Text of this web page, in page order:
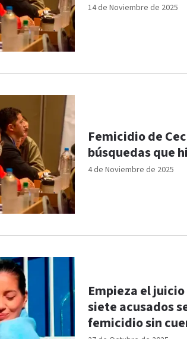
14 de Noviembre de 2025
4 de Noviembre de 2025
Femicidio de
búsquedas que
Empieza el
siete acusados
femicidio sin